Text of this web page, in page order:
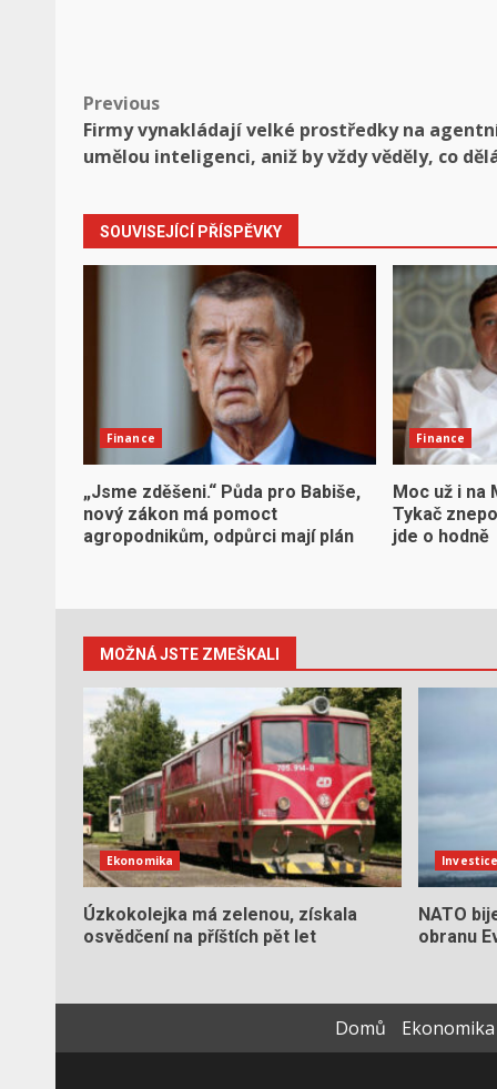
Post
navigation
Previous
Firmy vynakládají velké prostředky na
umělou inteligenci, aniž by vždy věděly, co
SOUVISEJÍCÍ PŘÍSPĚVKY
Finance
„Jsme zděšeni.“ Půda pro Babiše,
nový zákon má pomoct
agropodnikům, odpůrci mají plán
Finance
Moc už i na
Tykač
jde o hodně
MOŽNÁ JSTE ZMEŠKALI
Ekonomika
Úzkokolejka má zelenou, získala
osvědčení na příštích pět let
NATO
obranu
Domů Ekonomika